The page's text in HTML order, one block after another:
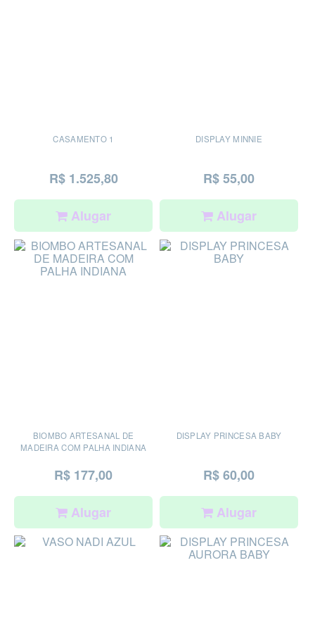
CASAMENTO 1
R$ 1.525,80
Alugar
DISPLAY MINNIE
R$ 55,00
Alugar
BIOMBO ARTESANAL DE
MADEIRA COM PALHA INDIANA
R$ 177,00
Alugar
DISPLAY PRINCESA BABY
R$ 60,00
Alugar